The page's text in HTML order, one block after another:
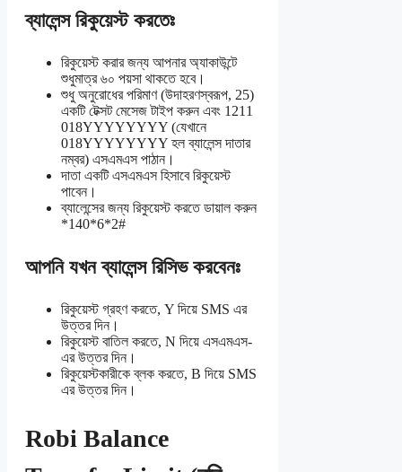
ব্যালেন্স রিকুয়েস্ট করতেঃ
রিকুয়েস্ট করার জন্য আপনার অ্যাকাউন্টে
শুধুমাত্র ৬০ পয়সা থাকতে হবে।
শুধু অনুরোধের পরিমাণ (উদাহরণস্বরূপ, 25)
একটি টেক্সট মেসেজ টাইপ করুন এবং 1211
018YYYYYYYY (যেখানে
018YYYYYYYY হল ব্যালেন্স দাতার
নম্বর) এসএমএস পাঠান।
দাতা একটি এসএমএস হিসাবে রিকুয়েস্ট
পাবেন।
ব্যালেন্সের জন্য রিকুয়েস্ট করতে ডায়াল করুন
*140*6*2#
আপনি যখন ব্যালেন্স রিসিভ করবেনঃ
রিকুয়েস্ট গ্রহণ করতে, Y দিয়ে SMS এর
উত্তর দিন।
রিকুয়েস্ট বাতিল করতে, N দিয়ে এসএমএস-
এর উত্তর দিন।
রিকুয়েস্টকারীকে ব্লক করতে, B দিয়ে SMS
এর উত্তর দিন।
Robi Balance